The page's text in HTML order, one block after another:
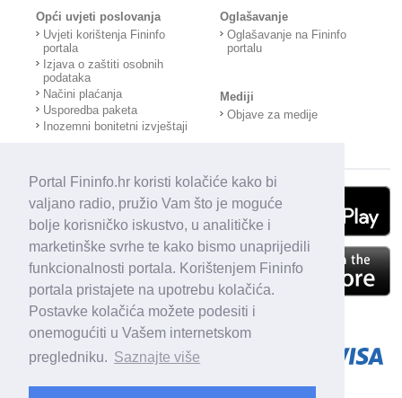
Portal Fininfo.hr koristi kolačiće kako bi
valjano radio, pružio Vam što je moguće
bolje korisničko iskustvo, u analitičke i
marketinške svrhe te kako bismo unaprijedili
funkcionalnosti portala. Korištenjem Fininfo
portala pristajete na upotrebu kolačića.
Postavke kolačića možete podesiti i
onemogućiti u Vašem internetskom
pregledniku. Saznajte više
Opći uvjeti poslovanja
Uvjeti korištenja Fininfo
portala
Izjava o zaštiti osobnih
podataka
Načini plaćanja
Usporedba paketa
Inozemni bonitetni izvještaji
Oglašavanje
Oglašavanje na Fininfo
portalu
Mediji
Objave za medije